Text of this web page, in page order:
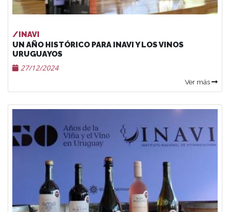
/INAVI
UN AÑO HISTÓRICO PARA INAVI Y LOS VINOS
URUGUAYOS
27/12/2024
Ver más